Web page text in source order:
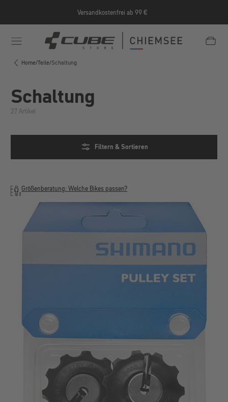
Versandkostenfrei ab 99 €
Home/Teile/Schaltung
Schaltung
27 Artikel
Filtern & Sortieren
Größenberatung: Welche Bikes passen?